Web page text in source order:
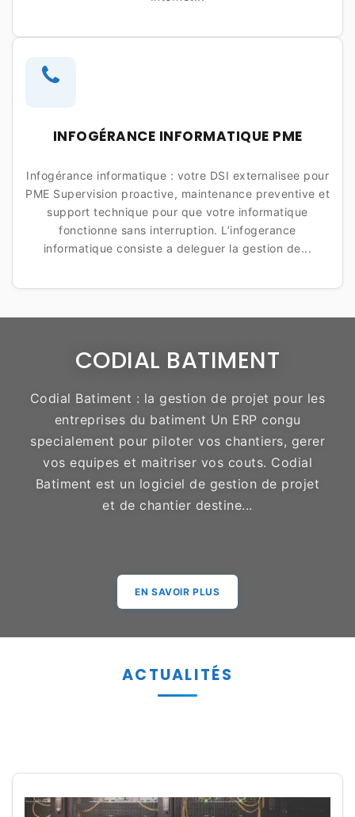
INFOGÉRANCE INFORMATIQUE PME
Infogérance informatique : votre DSI externalisee pour
PME Supervision proactive, maintenance preventive et
support technique pour que votre informatique
fonctionne sans interruption. L’infogerance
informatique consiste a deleguer la gestion de...
CODIAL BATIMENT
Codial Batiment : la gestion de projet pour les
entreprises du batiment Un ERP congu
specialement pour piloter vos chantiers, gerer
vos equipes et maitriser vos couts. Codial
Batiment est un logiciel de gestion de projet
et de chantier destine...
EN SAVOIR PLUS
ACTUALITÉS